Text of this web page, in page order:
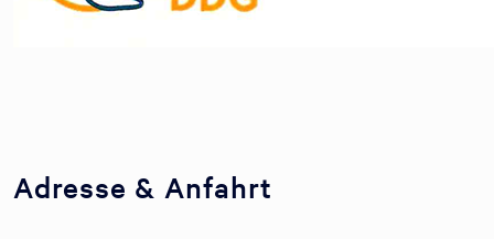
Adresse & Anfahrt